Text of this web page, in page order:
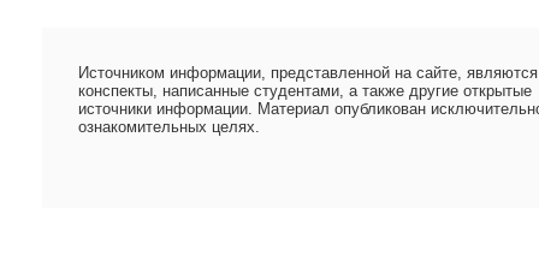
Источником информации, представленной на сайте, являются
конспекты, написанные студентами, а также другие открытые
источники информации. Материал опубликован
ознакомительных целях.